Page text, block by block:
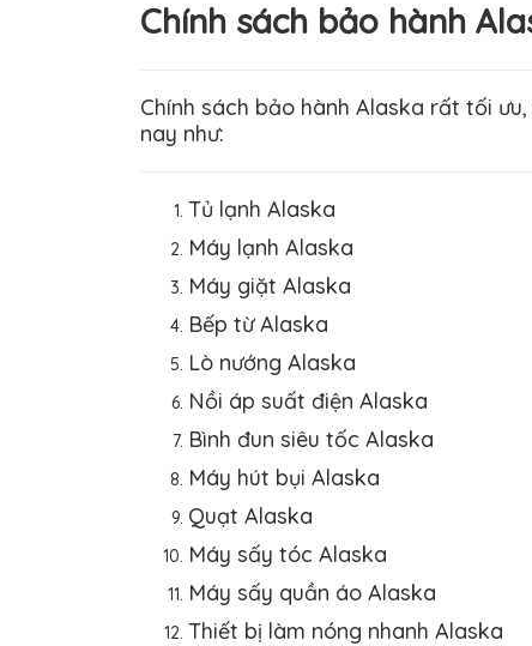
Chính sách bảo hành
Chính sách bảo hành Alaska rất tối
nay như:
Tủ lạnh Alaska
Máy lạnh Alaska
Máy giặt Alaska
Bếp từ Alaska
Lò nướng Alaska
Nồi áp suất điện Alaska
Bình đun siêu tốc Alaska
Máy hút bụi Alaska
Quạt Alaska
Máy sấy tóc Alaska
Máy sấy quần áo Alaska
Thiết bị làm nóng nhanh Alaska